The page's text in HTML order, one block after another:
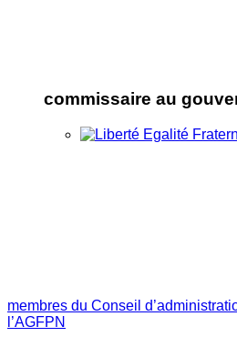
commissaire au
membres du Conseil
l’AGFPN